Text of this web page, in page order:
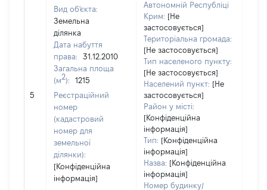
5
Вид об'єкта:
Земельна
ділянка
Дата набуття
права:
31.12.2010
Загальна площа
(м2):
1215
Реєстраційний
номер
(кадастровий
номер для
земельної
ділянки):
[Конфіденційна
інформація]
Автономній Республіці
Крим: [Не
застосовується]
Територіальна громада:
[Не застосовується]
Тип населеного пункту:
[Не застосовується]
Населений пункт: [Не
застосовується]
Район у місті:
[Конфіденційна
інформація]
Тип: [Конфіденційна
інформація]
Назва: [Конфіденційна
інформація]
Номер будинку/